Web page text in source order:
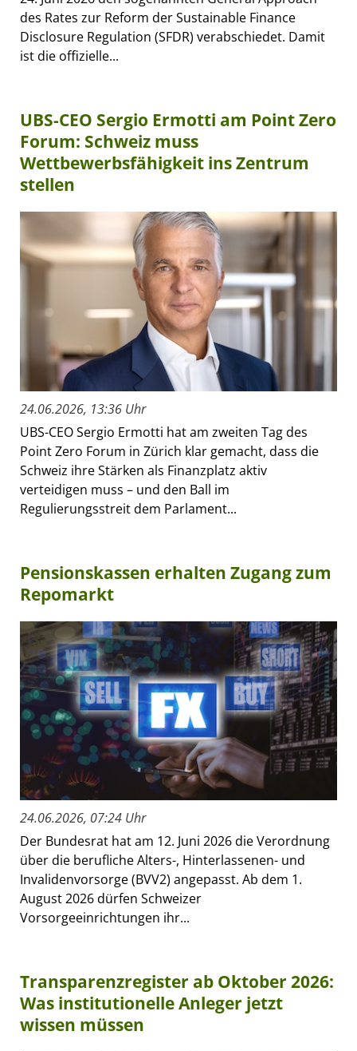
des Rates zur Reform der Sustainable Finance
Disclosure Regulation (SFDR) verabschiedet. Damit
ist die offizielle...
UBS-CEO Sergio Ermotti am Point Zero
Forum: Schweiz muss
Wettbewerbsfähigkeit ins Zentrum
stellen
24.06.2026, 13:36 Uhr
UBS-CEO Sergio Ermotti hat am zweiten Tag des
Point Zero Forum in Zürich klar gemacht, dass die
Schweiz ihre Stärken als Finanzplatz aktiv
verteidigen muss – und den Ball im
Regulierungsstreit dem Parlament...
Pensionskassen erhalten Zugang zum
Repomarkt
24.06.2026, 07:24 Uhr
Der Bundesrat hat am 12. Juni 2026 die Verordnung
über die berufliche Alters-, Hinterlassenen- und
Invalidenvorsorge (BVV2) angepasst. Ab dem 1.
August 2026 dürfen Schweizer
Vorsorgeeinrichtungen ihr...
Transparenzregister ab Oktober 2026:
Was institutionelle Anleger jetzt
wissen müssen